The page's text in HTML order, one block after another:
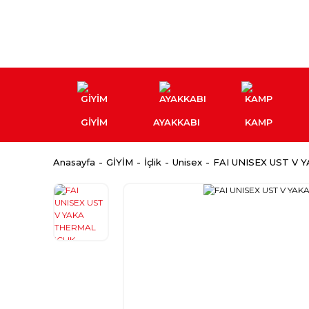
GİYİM AYAKKABI KAMP
Anasayfa GİYİM İçlik Unisex FAI UNISEX UST V